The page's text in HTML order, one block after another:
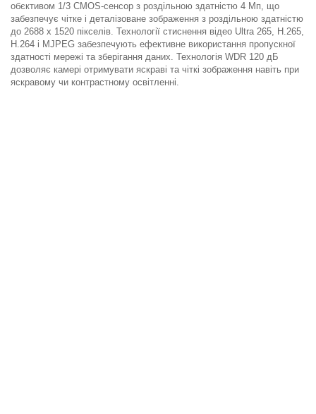
обєктивом 1/3 CMOS-сенсор з роздільною здатністю 4 Мп, що
забезпечує чітке і деталізоване зображення з роздільною здатністю
до 2688 x 1520 пікселів. Технології стиснення відео Ultra 265, H.265,
H.264 і MJPEG забезпечують ефективне використання пропускної
здатності мережі та зберігання даних. Технологія WDR 120 дБ
дозволяє камері отримувати яскраві та чіткі зображення навіть при
яскравому чи контрастному освітленні.